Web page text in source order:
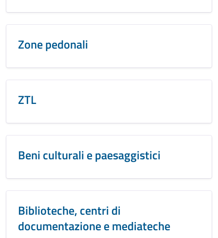
Zone pedonali
ZTL
Beni culturali e paesaggistici
Biblioteche, centri di
documentazione e mediateche